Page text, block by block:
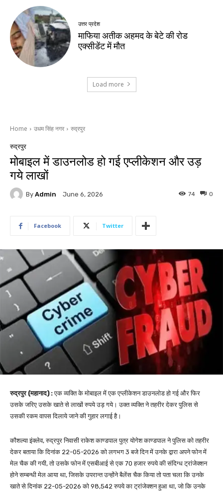
उत्तर प्रदेश
माफिया अतीक अहमद के बेटे की रोड
एक्सीडेंट में मौत
Load more